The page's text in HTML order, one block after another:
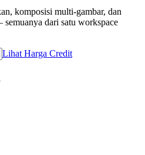
komposisi multi-gambar, dan
dari satu workspace
Lihat Harga Credit